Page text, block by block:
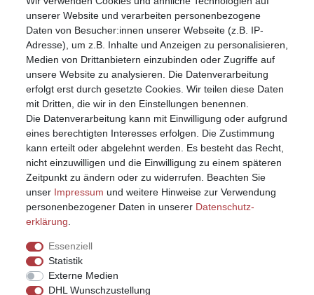
Mein Konto
Registrieren
Anmelden (Login)
Warenkorb
unserer Website und verarbeiten personenbezogene
Daten von Besucher:innen unserer Webseite (z.B. IP-
Adresse), um z.B. Inhalte und Anzeigen zu personalisieren,
Medien von Drittanbietern einzubinden oder Zugriffe auf
unsere Website zu analysieren. Die Datenverarbeitung
erfolgt erst durch gesetzte Cookies. Wir teilen diese Daten
mit Dritten, die wir in den Einstellungen benennen.
Die Datenverarbeitung kann mit Einwilligung oder aufgrund
eines berechtigten Interesses erfolgen. Die Zustimmung
kann erteilt oder abgelehnt werden. Es besteht das Recht,
nicht einzuwilligen und die Einwilligung zu einem späteren
Zeitpunkt zu ändern oder zu widerrufen. Beachten Sie
unser Impressum und weitere Hinweise zur Verwendung
personenbezogener Daten in unserer Daten­schutz­
erklärung
Essenziell
Statistik
Externe Medien
DHL Wunschzustellung